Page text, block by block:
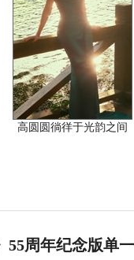
高圆圆徜徉于光韵之间
55周年纪念版单